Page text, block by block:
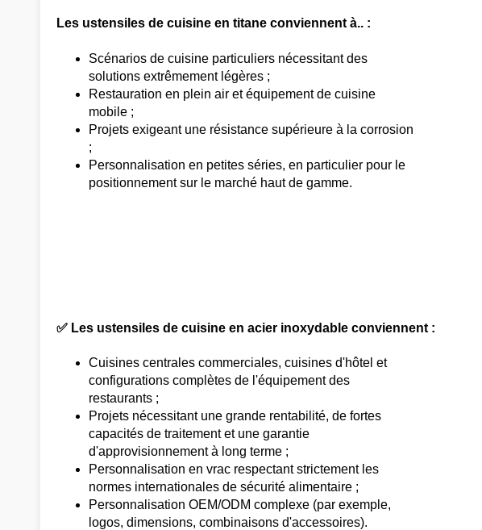
Les ustensiles de cuisine en titane conviennent à.. :
Scénarios de cuisine particuliers nécessitant des
solutions extrêmement légères ;
Restauration en plein air et équipement de cuisine
mobile ;
Projets exigeant une résistance supérieure à la corrosion
;
Personnalisation en petites séries, en particulier pour le
positionnement sur le marché haut de gamme.
✅ Les ustensiles de cuisine en acier inoxydable conviennent :
Cuisines centrales commerciales, cuisines d'hôtel et
configurations complètes de l'équipement des
restaurants ;
Projets nécessitant une grande rentabilité, de fortes
capacités de traitement et une garantie
d'approvisionnement à long terme ;
Personnalisation en vrac respectant strictement les
normes internationales de sécurité alimentaire ;
Personnalisation OEM/ODM complexe (par exemple,
logos, dimensions, combinaisons d'accessoires).